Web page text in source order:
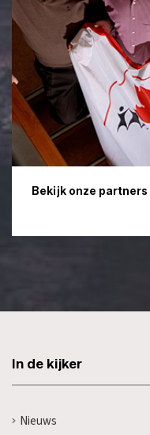
Bekijk onze partners
In de kijker
Nieuws